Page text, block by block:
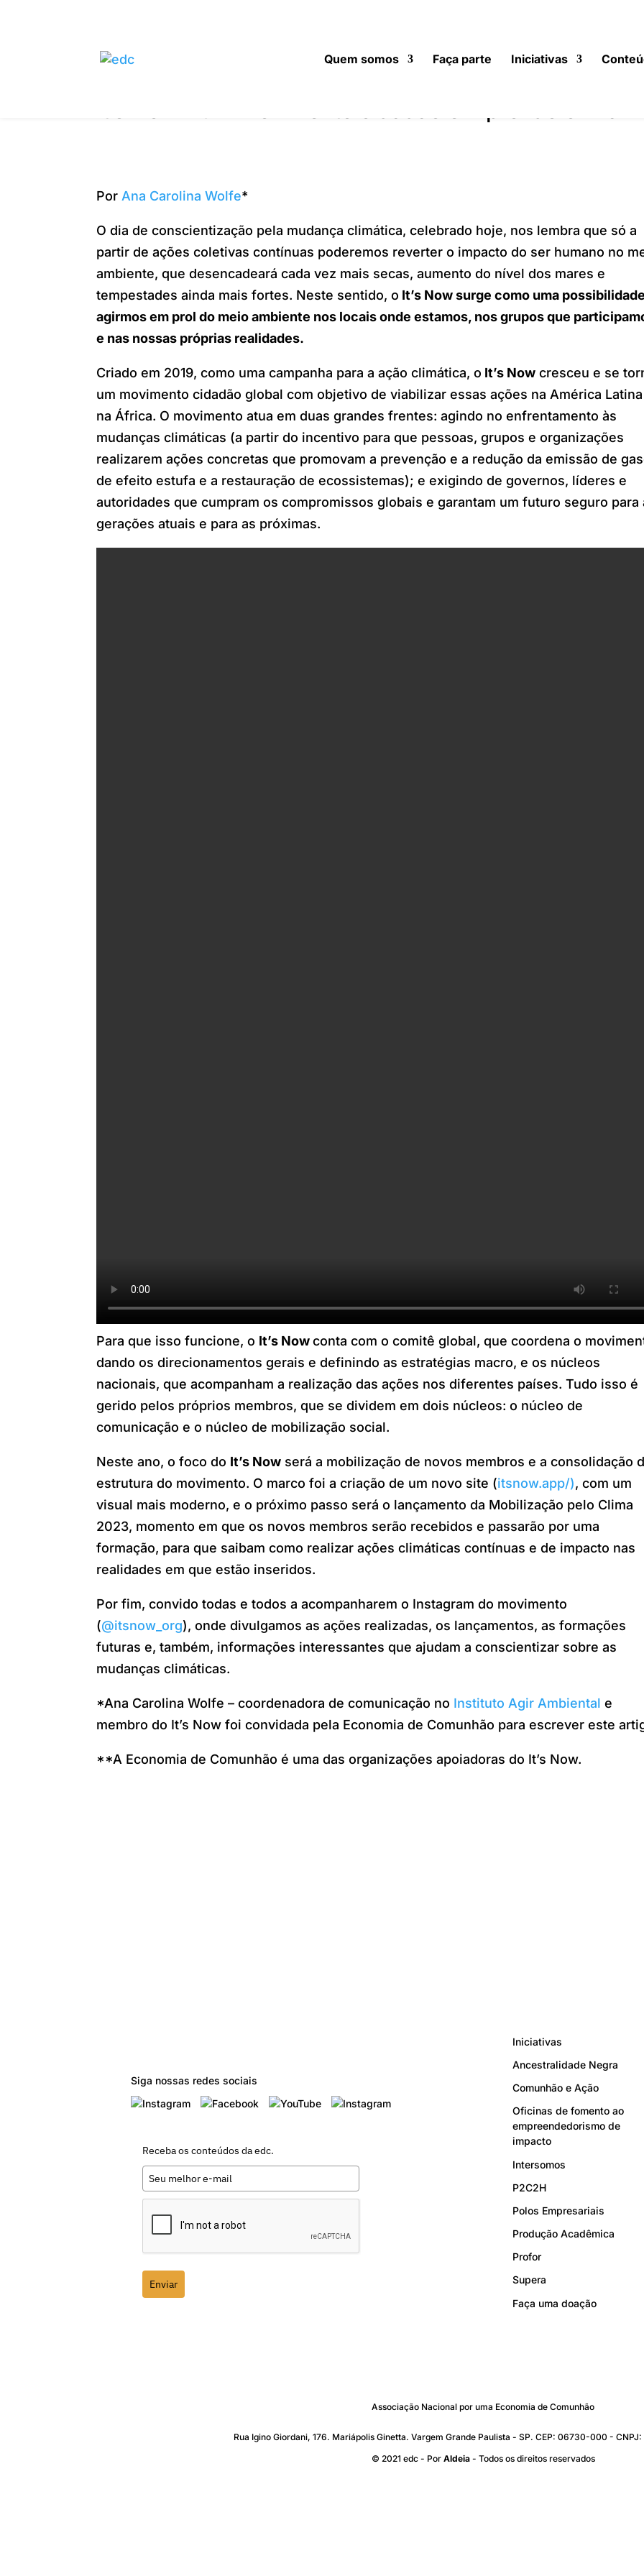
Quem somos Faça parte Iniciativas
Por Ana Carolina Wolfe*
O dia de conscientização pela mudança climática, celebrado hoje, nos lembra que só a
partir de ações coletivas contínuas poderemos reverter o impacto do ser humano no
ambiente, que desencadeará cada vez mais secas, aumento do nível dos mares e
tempestades ainda mais fortes. Neste sentido, o It’s Nowsurge como uma
agirmos em prol do meio ambiente nos locais onde estamos, nos grupos que
e nas nossas próprias realidades.
Criado em 2019, como uma campanha para a ação climática, o It’s Now cresceu e se
um movimento cidadão global com objetivo de viabilizar essas ações na América
na África. O movimento atua em duas grandes frentes: agindo no enfrentamento às
mudanças climáticas (a partir do incentivo para que pessoas, grupos e organizações
realizarem ações concretas que promovam a prevenção e a redução da emissão de
de efeito estufa e a restauração de ecossistemas); e exigindo de governos, líderes e
autoridades que cumpram os compromissos globais e garantam um futuro seguro para
gerações atuais e para as próximas.
Para que isso funcione, o It’s Nowconta com o comitê global, que coordena o
dando os direcionamentos gerais e definindo as estratégias macro, e os núcleos
nacionais, que acompanham a realização das ações nos diferentes países. Tudo isso é
gerido pelos próprios membros, que se dividem em dois núcleos: o núcleo de
comunicação e o núcleo de mobilização social.
Neste ano, o foco do It’s Now será a mobilização de novos membros e a consolidação
estrutura do movimento. O marco foi a criação de um novo site (itsnow.app/), com um
visual mais moderno, e o próximo passo será o lançamento da Mobilização pelo Clima
2023, momento em que os novos membros serão recebidos e passarão por uma
formação, para que saibam como realizar ações climáticas contínuas e de impacto nas
realidades em que estão inseridos.
Por fim, convido todas e todos a acompanharem o Instagram do movimento
(@itsnow_org), onde divulgamos as ações realizadas, os lançamentos, as formações
futuras e, também, informações interessantes que ajudam a conscientizar sobre as
mudanças climáticas.
*Ana Carolina Wolfe – coordenadora de comunicação no Instituto Agir Ambiental e
membro do It’s Now foi convidada pela Economia de Comunhão para escrever este
**A Economia de Comunhão é uma das organizações apoiadoras do It’s Now.
Siga nossas redes sociais
Receba os conteúdos da edc.
Enviar
Iniciativas
Ancestralidade Negra
Comunhão e Ação
Oficinas de fomento ao
empreendedorismo de
impacto
Intersomos
P2C2H
Polos Empresariais
Produção Acadêmica
Profor
Supera
Faça uma doação
Associação Nacional por uma Economia de Comunhão
Rua Igino Giordani, 176. Mariápolis Ginetta. Vargem Grande Paulista - SP. CEP: 06730-000 -
© 2021 edc - Por Aldeia- Todos os direitos reservados